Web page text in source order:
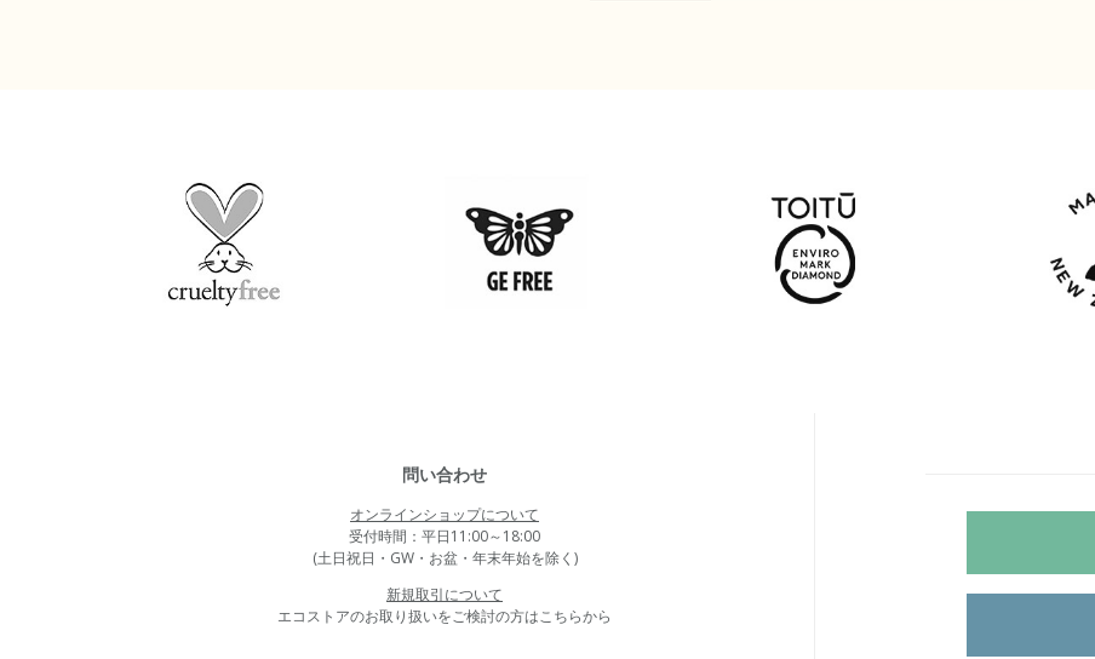
問い合わせ
オンラインショップについて
受付時間：平日11:00～18:00
(土日祝日・GW・お盆・年末年始を除く)
新規取引について
エコストアのお取り扱いをご検討の方はこちらから